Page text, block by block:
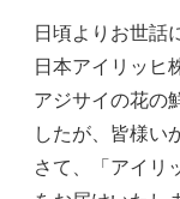
日頃より お世話
日本アイリッヒ
アジサイの花の
したが、 皆様い
さて、「アイリ